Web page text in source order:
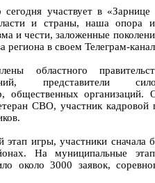
участвует в
и страны, наша опора и
и чести, заложенные
региона в своем Телеграм-
областного
представители
общественных организаций.
СВО, участник кадровой
игры, участники сначала
На муниципальные
около 3000 заявок,